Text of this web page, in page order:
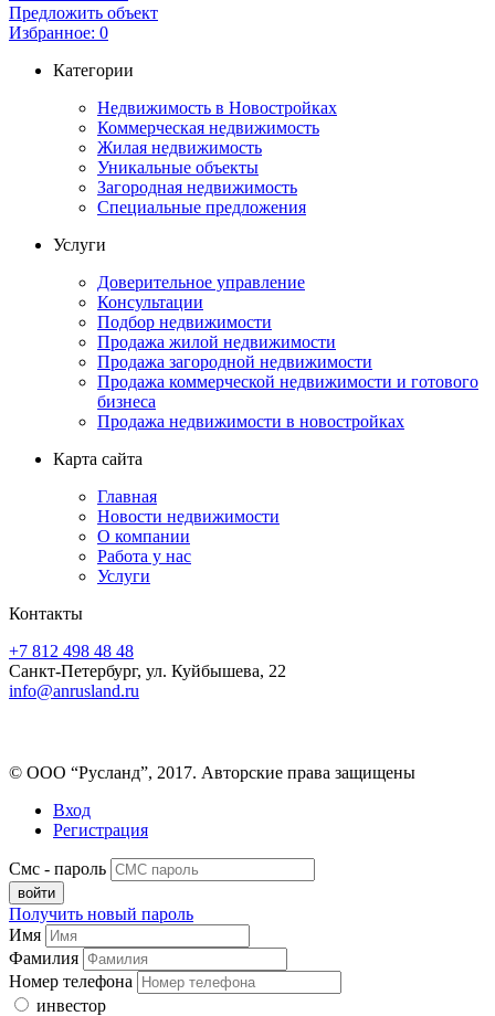
Предложить объект
Избранное: 0
Категории
Недвижимость в Новостройках
Коммерческая недвижимость
Жилая недвижимость
Уникальные объекты
Загородная недвижимость
Специальные предложения
Услуги
Доверительное управление
Консультации
Подбор недвижимости
Продажа жилой недвижимости
Продажа загородной недвижимости
Продажа коммерческой недвижимости и готового
бизнеса
Продажа недвижимости в новостройках
Карта сайта
Главная
Новости недвижимости
О компании
Работа у нас
Услуги
Контакты
+7 812 498 48 48
Санкт-Петербург, ул. Куйбышева, 22
info@anrusland.ru
© ООО “Русланд”, 2017. Авторские права защищены
Вход
Регистрация
Смс - пароль
Получить новый пароль
Имя
Фамилия
Номер телефона
инвестор